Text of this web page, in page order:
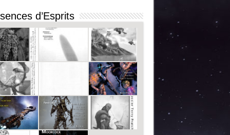
d’Esprits